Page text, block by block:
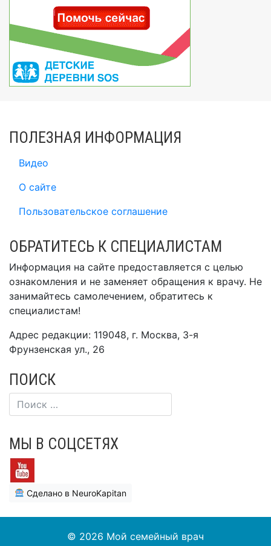
ПОЛЕЗНАЯ ИНФОРМАЦИЯ
Видео
О сайте
Пользовательское соглашение
ОБРАТИТЕСЬ К СПЕЦИАЛИСТАМ
Информация на сайте предоставляется с целью
ознакомления и не заменяет обращения к врачу. Не
занимайтесь самолечением, обратитесь к
специалистам!
Адрес редакции: 119048, г. Москва, 3-я
Фрунзенская ул., 26
ПОИСК
МЫ В СОЦСЕТЯХ
Сделано в NeuroKapitan
© 2026 Мой семейный врач